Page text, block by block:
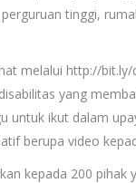
tinggi,
melalui http://
yang
untuk ikut dalam
berupa video
kepada 200 pihak